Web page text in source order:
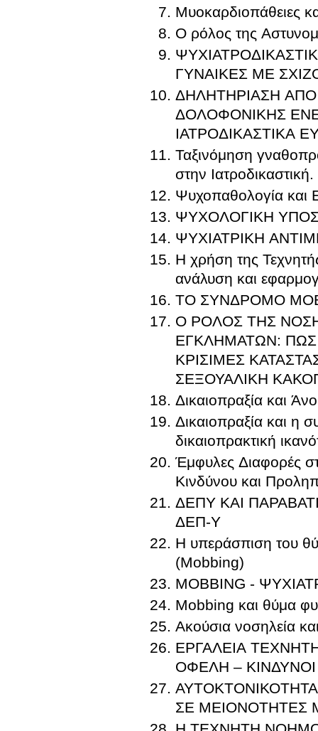
Μυοκαρδιοπάθειες
Ο ρόλος της
ΨΥΧΙΑΤΡΟΔΙΚΑΣΤΙΚΗ ΕΚΤΙΜΗΣΗ
ΓΥΝΑΙΚΕΣ ΜΕ
ΔΗΛΗΤΗΡΙΑΣΗ ΑΠΟ
ΔΟΛΟΦΟΝΙΚΗΣ
ΙΑΤΡΟΔΙΚΑΣΤΙΚΑ
Ταξινόμηση
στην Ιατροδικαστική.
Ψυχοπαθολογία και
ΨΥΧΟΛΟΓΙΚΗ
Η χρήση της
ανάλυση και
ΤΟ ΣΥΝΔΡΟΜΟ
Ο ΡΟΛΟΣ ΤΗΣ
ΕΓΚΛΗΜΑΤΩΝ: ΠΩΣ
ΚΡΙΣΙΜΕΣ
ΣΕΞΟΥΑΛΙΚΗ
Δικαιοπραξία και
Δικαιοπραξία και η
δικαιοπρακτική
Έμφυλες Διαφορές
Κινδύνου και
ΔΕΠΥ ΚΑΙ
ΔΕΠ-Υ
Η υπεράσπιση του
(Mobbing)
MOBBING -
Mobbing και θύμα
Ακούσια νοσηλεία
ΕΡΓΑΛΕΙΑ
ΟΦΕΛΗ –
ΑΥΤΟΚΤΟΝΙΚΟΤΗΤΑ ΑΝΗΛΙΚΩΝ ΚΑΙ